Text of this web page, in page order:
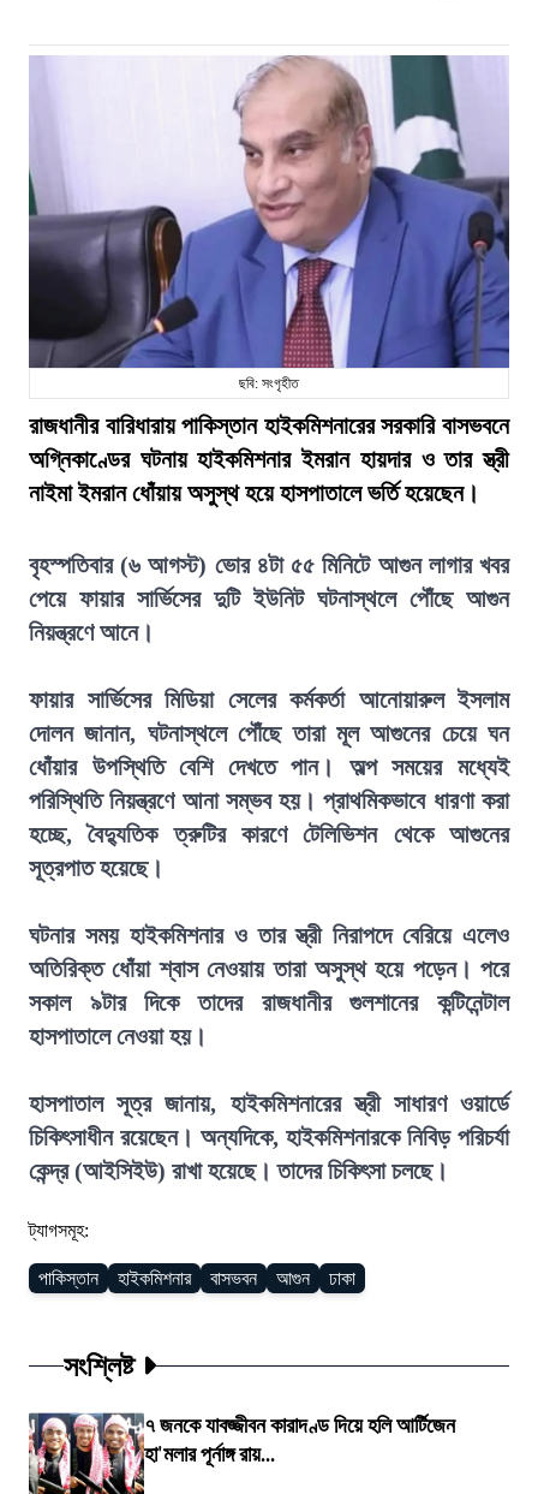
ছবি: সংগৃহীত
রাজধানীর বারিধারায় পাকিস্তান হাইকমিশনারের সরকারি বাসভবনে
অগ্নিকাণ্ডের ঘটনায় হাইকমিশনার ইমরান হায়দার ও তার স্ত্রী
নাইমা ইমরান ধোঁয়ায় অসুস্থ হয়ে হাসপাতালে ভর্তি হয়েছেন।
বৃহস্পতিবার (৬ আগস্ট) ভোর ৪টা ৫৫ মিনিটে আগুন লাগার খবর
পেয়ে ফায়ার সার্ভিসের দুটি ইউনিট ঘটনাস্থলে পৌঁছে আগুন
নিয়ন্ত্রণে আনে।
ফায়ার সার্ভিসের মিডিয়া সেলের কর্মকর্তা আনোয়ারুল ইসলাম
দোলন জানান, ঘটনাস্থলে পৌঁছে তারা মূল আগুনের চেয়ে ঘন
ধোঁয়ার উপস্থিতি বেশি দেখতে পান। অল্প সময়ের মধ্যেই
পরিস্থিতি নিয়ন্ত্রণে আনা সম্ভব হয়। প্রাথমিকভাবে ধারণা করা
হচ্ছে, বৈদ্যুতিক ত্রুটির কারণে টেলিভিশন থেকে আগুনের
সূত্রপাত হয়েছে।
ঘটনার সময় হাইকমিশনার ও তার স্ত্রী নিরাপদে বেরিয়ে এলেও
অতিরিক্ত ধোঁয়া শ্বাস নেওয়ায় তারা অসুস্থ হয়ে পড়েন। পরে
সকাল ৯টার দিকে তাদের রাজধানীর গুলশানের কন্টিনেন্টাল
হাসপাতালে নেওয়া হয়।
হাসপাতাল সূত্র জানায়, হাইকমিশনারের স্ত্রী সাধারণ ওয়ার্ডে
চিকিৎসাধীন রয়েছেন। অন্যদিকে, হাইকমিশনারকে নিবিড় পরিচর্যা
কেন্দ্র (আইসিইউ) রাখা হয়েছে। তাদের চিকিৎসা চলছে।
ট্যাগসমূহ:
পাকিস্তান হাইকমিশনার বাসভবন আগুন ঢাকা
সংশ্লিষ্ট
৭ জনকে যাবজ্জীবন কারাদণ্ড দিয়ে হলি আর্টিজেন
হা'মলার পূর্নাঙ্গ রায়...